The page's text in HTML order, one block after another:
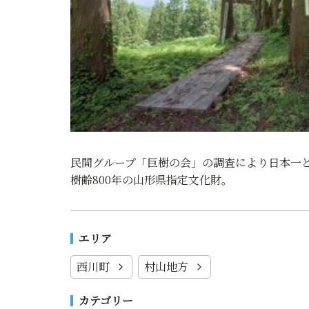
民間グループ「巨樹の会」の調査により日本一
樹齢800年の山形県指定文化財。
エリア
西川町
村山地方
カテゴリー